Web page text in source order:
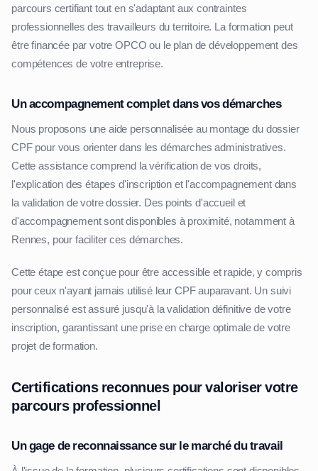
parcours certifiant tout en s'adaptant aux contraintes
professionnelles des travailleurs du territoire. La formation peut
être financée par votre OPCO ou le plan de développement des
compétences de votre entreprise.
Un accompagnement complet dans vos démarches
Nous proposons une aide personnalisée au montage du dossier
CPF pour vous orienter dans les démarches administratives.
Cette assistance comprend la vérification de vos droits,
l'explication des étapes d'inscription et l'accompagnement dans
la validation de votre dossier. Des points d'accueil et
d'accompagnement sont disponibles à proximité, notamment à
Rennes, pour faciliter ces démarches.
Cette étape est conçue pour être accessible et rapide, y compris
pour ceux n'ayant jamais utilisé leur CPF auparavant. Un suivi
personnalisé est assuré jusqu'à la validation définitive de votre
inscription, garantissant une prise en charge optimale de votre
projet de formation.
Certifications reconnues pour valoriser votre
parcours professionnel
Un gage de reconnaissance sur le marché du travail